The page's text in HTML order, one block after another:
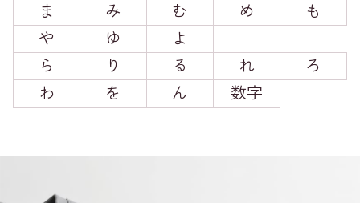
ま
み む め
も
や
ゆ
よ
ら
り る れ
ろ
わ
を ん 数字